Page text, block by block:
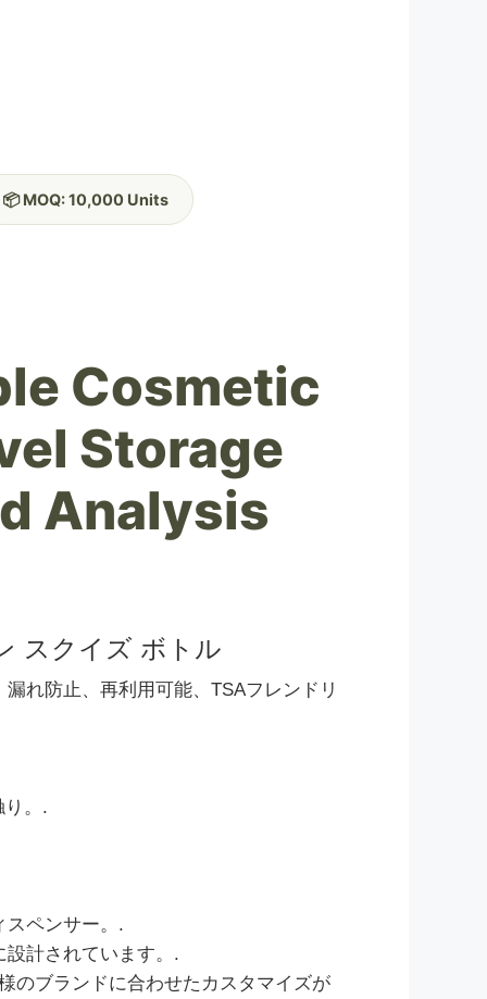
📦 MOQ: 10,000 Units
Cosmetic
Storage
Analysis
スクイズ ボトル
れ防止、再利用可能、TSAフレンドリ
り。.
スペンサー。.
計されています。.
のブランドに合わせたカスタマイズが